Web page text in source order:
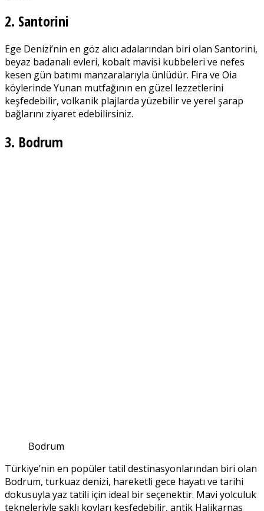
2. Santorini
Ege Denizi’nin en göz alıcı adalarından biri olan Santorini,
beyaz badanalı evleri, kobalt mavisi kubbeleri ve nefes
kesen gün batımı manzaralarıyla ünlüdür. Fira ve Oia
köylerinde Yunan mutfağının en güzel lezzetlerini
keşfedebilir, volkanik plajlarda yüzebilir ve yerel şarap
bağlarını ziyaret edebilirsiniz.
3. Bodrum
Bodrum
Türkiye’nin en popüler tatil destinasyonlarından biri olan
Bodrum, turkuaz denizi, hareketli gece hayatı ve tarihi
dokusuyla yaz tatili için ideal bir seçenektir. Mavi yolculuk
tekneleriyle saklı koyları keşfedebilir, antik Halikarnas